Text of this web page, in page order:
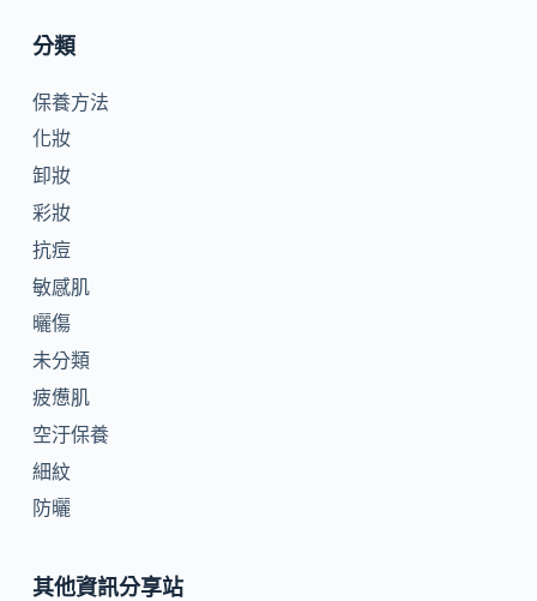
分類
保養方法
化妝
卸妝
彩妝
抗痘
敏感肌
曬傷
未分類
疲憊肌
空汙保養
細紋
防曬
其他資訊分享站